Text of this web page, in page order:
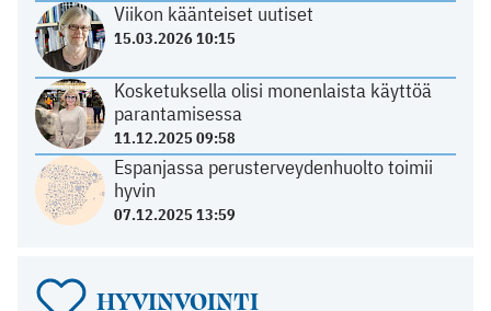
Viikon käänteiset uutiset
15.03.2026 10:15
Kosketuksella olisi monenlaista käyttöä
parantamisessa
11.12.2025 09:58
Espanjassa perusterveydenhuolto toimii
hyvin
07.12.2025 13:59
HYVINVOINTI